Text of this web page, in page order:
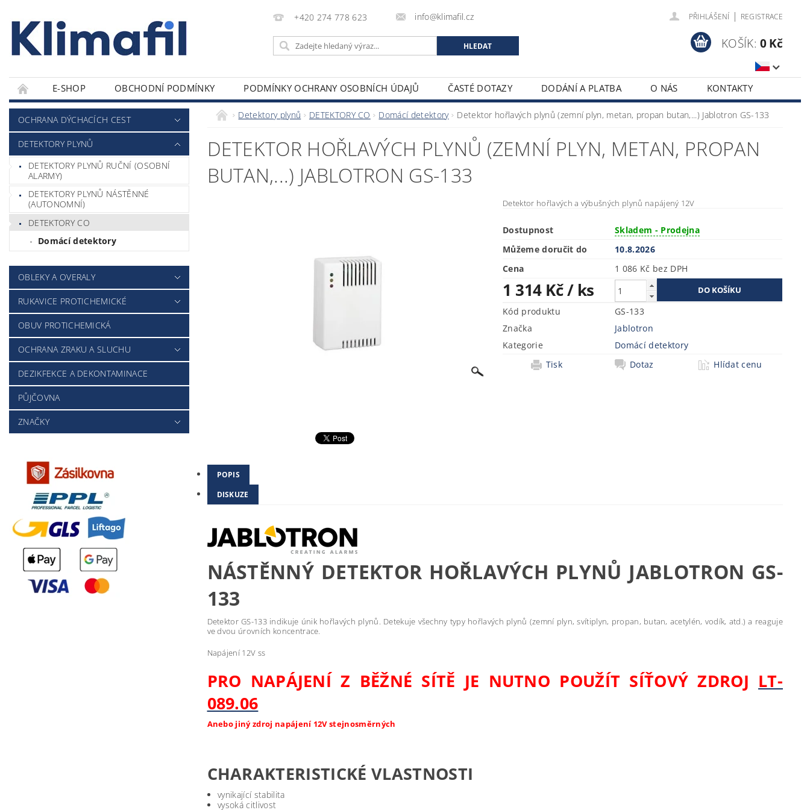
+420 274 778 623 info@klimafil.cz PŘIHLÁŠENÍ | REGISTRACE
KOŠÍK: 0 Kč
E-SHOP OBCHODNÍ PODMÍNKY PODMÍNKY OCHRANY OSOBNÍCH ÚDAJŮ ČASTÉ DOTAZY DODÁNÍ A PLATBA O NÁS KONTAKTY
OCHRANA DÝCHACÍCH CEST
DETEKTORY PLYNŮ
DETEKTORY PLYNŮ RUČNÍ (OSOBNÍ
ALARMY)
DETEKTORY PLYNŮ NÁSTĚNNÉ
(AUTONOMNÍ)
DETEKTORY CO
Domácí detektory
OBLEKY A OVERALY
RUKAVICE PROTICHEMICKÉ
OBUV PROTICHEMICKÁ
OCHRANA ZRAKU A SLUCHU
DEZIKFEKCE A DEKONTAMINACE
PŮJČOVNA
ZNAČKY
Detektory plynů DETEKTORY CO Domácí detektory Detektor hořlavých plynů (zemní plyn, metan, propan butan,...) Jablotron GS-133
DETEKTOR HOŘLAVÝCH PLYNŮ (ZEMNÍ PLYN, METAN, PROPAN
BUTAN,...) JABLOTRON GS-133
Detektor hořlavých a výbušných plynů napájený 12V
Dostupnost
Skladem - Prodejna
Můžeme doručit do
10.8.2026
Cena
1 086 Kč bez DPH
1 314 Kč/ ks
Kód produktu
GS-133
Značka
Jablotron
Kategorie
Domácí detektory
Tisk
Dotaz Hlídat cenu
POPIS
DISKUZE
NÁSTĚNNÝ DETEKTOR HOŘLAVÝCH PLYNŮ JABLOTRON GS-
133
Detektor GS-133 indikuje únik hořlavých plynů. Detekuje všechny typy hořlavých plynů (zemní plyn, svítiplyn, propan, butan, acetylén, vodík, atd.) a reaguje
ve dvou úrovních koncentrace.
Napájení 12V ss
PRO NAPÁJENÍ Z BĚŽNÉ SÍTĚ JE NUTNO POUŽÍT SÍŤOVÝ ZDROJ LT-
089.06
Anebo jiný zdroj napájení 12V stejnosměrných
CHARAKTERISTICKÉ VLASTNOSTI
vynikající stabilita
vysoká citlivost